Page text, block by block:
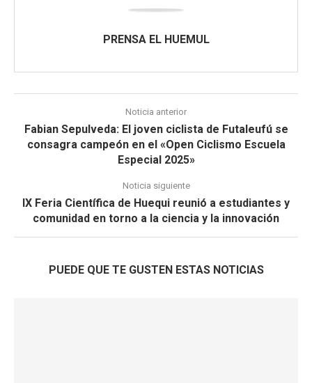
PRENSA EL HUEMUL
Noticia anterior
Fabian Sepulveda: El joven ciclista de Futaleufú se
consagra campeón en el «Open Ciclismo Escuela
Especial 2025»
Noticia siguiente
IX Feria Científica de Huequi reunió a estudiantes y
comunidad en torno a la ciencia y la innovación
PUEDE QUE TE GUSTEN ESTAS NOTICIAS